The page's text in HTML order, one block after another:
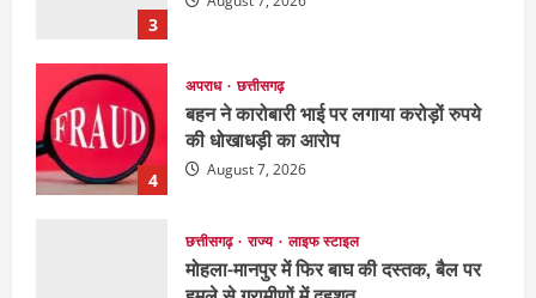
4 August 7, 2026
5
छत्तीसगढ़ राज्य
मोहला-मानपुर में फिर बाघ की दस्तक, बैल पर
हमले से ग्रामीणों में दहशत
August 7, 2026
छत्तीसगढ़ राजनीति
151 किमी विधायक भावना बोहरा करेंगी